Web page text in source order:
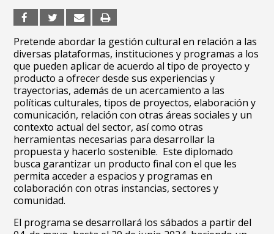
Pretende abordar la gestión cultural en relación a las
diversas plataformas, instituciones y programas a los
que pueden aplicar de acuerdo al tipo de proyecto y
producto a ofrecer desde sus experiencias y
trayectorias, además de un acercamiento a las
políticas culturales, tipos de proyectos, elaboración y
comunicación, relación con otras áreas sociales y un
contexto actual del sector, así como otras
herramientas necesarias para desarrollar la
propuesta y hacerlo sostenible. Este diplomado
busca garantizar un producto final con el que les
permita acceder a espacios y programas en
colaboración con otras instancias, sectores y
comunidad.
El programa se desarrollará los sábados a partir del